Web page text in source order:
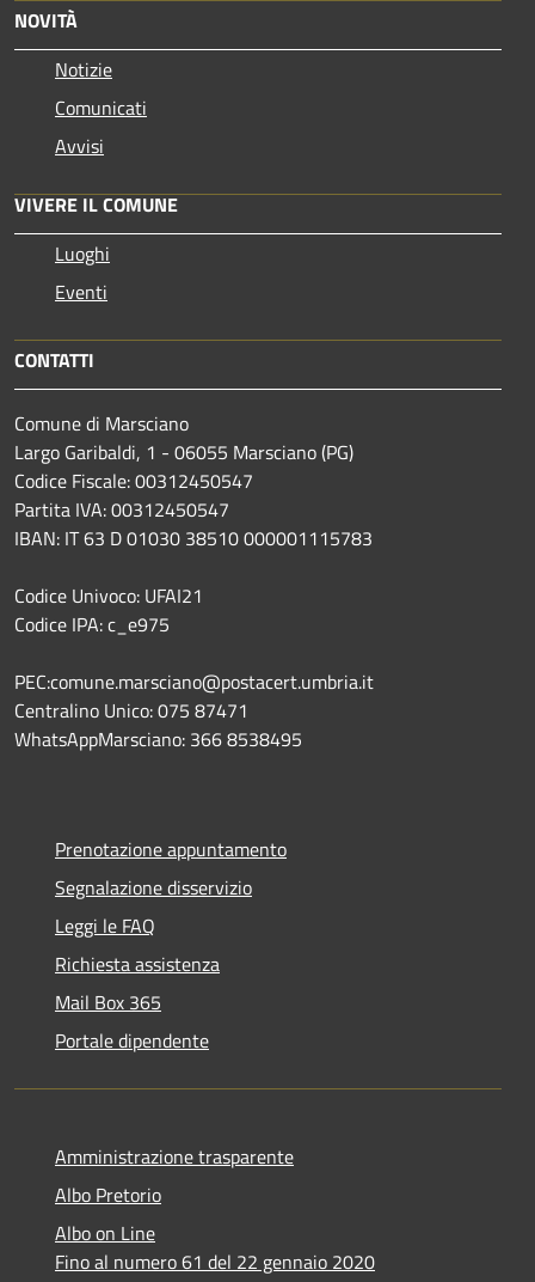
NOVITÀ
Notizie
Comunicati
Avvisi
VIVERE IL COMUNE
Luoghi
Eventi
CONTATTI
Comune di Marsciano
Largo Garibaldi, 1 - 06055 Marsciano (PG)
Codice Fiscale: 00312450547
Partita IVA: 00312450547
IBAN: IT 63 D 01030 38510 000001115783
Codice Univoco: UFAI21
Codice IPA: c_e975
PEC:comune.marsciano@postacert.umbria.it
Centralino Unico: 075 87471
WhatsAppMarsciano: 366 8538495
Prenotazione appuntamento
Segnalazione disservizio
Leggi le FAQ
Richiesta assistenza
Mail Box 365
Portale dipendente
Amministrazione trasparente
Albo Pretorio
Albo on Line
Fino al numero 61 del 22 gennaio 2020